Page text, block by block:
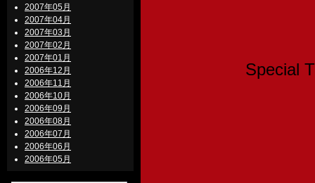
2007年05月
2007年04月
2007年03月
2007年02月
2007年01月
2006年12月
2006年11月
2006年10月
2006年09月
2006年08月
2006年07月
2006年06月
2006年05月
Special